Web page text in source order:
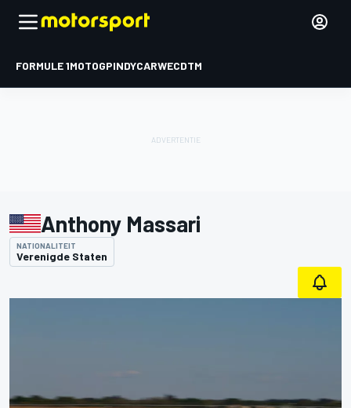
FORMULE 1MOTOGPINDYCARWECDTM
Anthony Massari
NATIONALITEIT
Verenigde Staten